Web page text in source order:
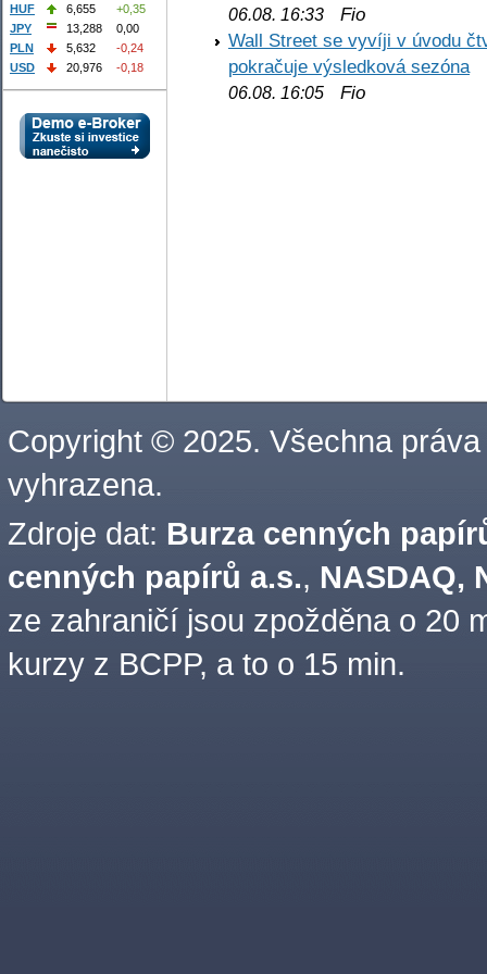
06.08. 16:33 Fio
Wall Street se vyvíji v úvodu
pokračuje výsledková sezóna
06.08. 16:05 Fio
HUF
6,655
+0,35
JPY
13,288
0,00
PLN
5,632
-0,24
USD
20,976 -0,18
Copyright © 2025. Všechna práva
vyhrazena.
Zdroje dat: Burza cenných
cenných papírů a.s., NASDAQ,
ze zahraničí jsou zpožděna o 20
kurzy z BCPP, a to o 15 min.